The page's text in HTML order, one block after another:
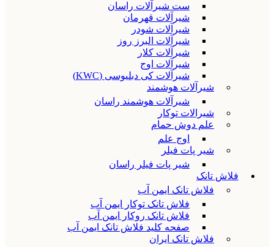
ست شیرآلات راسان
شیرآلات قهرمان
شیرآلات شودر
شیرآلات البرز روز
شیرآلات کلار
شیرآلات اوج
شیرآلات کی دبلیوسی (KWC)
شیرآلات هوشمند
شیرآلات هوشمند راسان
شیرالات توکار
علم دوش حمام
اوج علم
شیر پات فیلر
شیر پات فیلر راسان
فلاش تانک
فلاش تانک ایمن آب
فلاش تانک توکار ایمن آب
فلاش تانک روکار ایمن آب
صفحه کلید فلاش تانک ایمن آب
فلاش تانک ایران